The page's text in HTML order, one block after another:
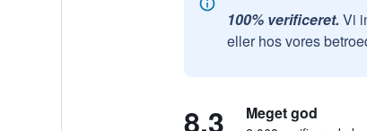
100% verificeret. Vi
eller hos vores
8,3 Meget god